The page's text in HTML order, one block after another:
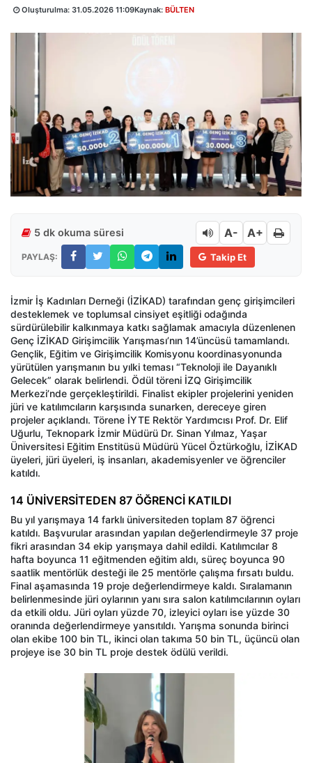
Oluşturulma: 31.05.2026 11:09Kaynak: BÜLTEN
5 dk okuma süresi A- A+
PAYLAŞ: Takip Et
İzmir İş Kadınları Derneği (İZİKAD) tarafından genç girişimcileri
desteklemek ve toplumsal cinsiyet eşitliği odağında
sürdürülebilir kalkınmaya katkı sağlamak amacıyla düzenlenen
Genç İZİKAD Girişimcilik Yarışması’nın 14’üncüsü tamamlandı.
Gençlik, Eğitim ve Girişimcilik Komisyonu koordinasyonunda
yürütülen yarışmanın bu yılki teması “Teknoloji ile Dayanıklı
Gelecek” olarak belirlendi. Ödül töreni İZQ Girişimcilik
Merkezi’nde gerçekleştirildi. Finalist ekipler projelerini yeniden
jüri ve katılımcıların karşısında sunarken, dereceye giren
projeler açıklandı. Törene İYTE Rektör Yardımcısı Prof. Dr. Elif
Uğurlu, Teknopark İzmir Müdürü Dr. Sinan Yılmaz, Yaşar
Üniversitesi Eğitim Enstitüsü Müdürü Yücel Öztürkoğlu, İZİKAD
üyeleri, jüri üyeleri, iş insanları, akademisyenler ve öğrenciler
katıldı.
14 ÜNİVERSİTEDEN 87 ÖĞRENCİ KATILDI
Bu yıl yarışmaya 14 farklı üniversiteden toplam 87 öğrenci
katıldı. Başvurular arasından yapılan değerlendirmeyle 37 proje
fikri arasından 34 ekip yarışmaya dahil edildi. Katılımcılar 8
hafta boyunca 11 eğitmenden eğitim aldı, süreç boyunca 90
saatlik mentörlük desteği ile 25 mentörle çalışma fırsatı buldu.
Final aşamasında 19 proje değerlendirmeye kaldı. Sıralamanın
belirlenmesinde jüri oylarının yanı sıra salon katılımcılarının oyları
da etkili oldu. Jüri oyları yüzde 70, izleyici oyları ise yüzde 30
oranında değerlendirmeye yansıtıldı. Yarışma sonunda birinci
olan ekibe 100 bin TL, ikinci olan takıma 50 bin TL, üçüncü olan
projeye ise 30 bin TL proje destek ödülü verildi.